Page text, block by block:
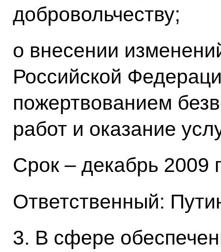
добровольчеству;
о внесении
Российской
пожертвованием
работ и оказание
Срок – декабрь 2009
Ответственный:
3. В сфере